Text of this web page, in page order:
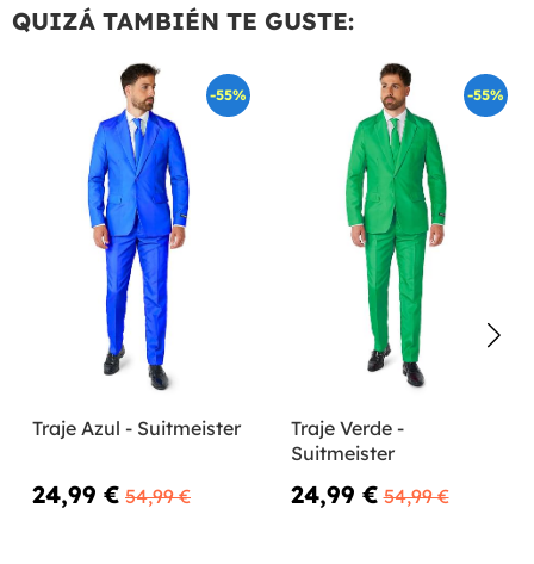
QUIZÁ TAMBIÉN TE GUSTE:
-55%
Traje Azul - Suitmeister
24,99 € 54,99 €
-55%
Traje Verde -
Suitmeister
24,99 € 54,99 €